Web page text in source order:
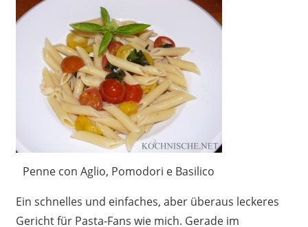
Penne con Aglio, Pomodori e Basilico
Ein schnelles und einfaches, aber überaus leckeres
Gericht für Pasta-Fans wie mich. Gerade im